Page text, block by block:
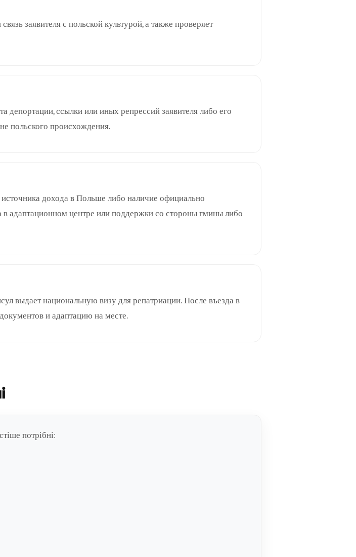
заявителя с польской культурой, а также проверяет
депортации, ссылки или иных репрессий заявителя либо его
польского происхождения.
дохода в Польше либо наличие официально
адаптационном центре или поддержки со стороны гмины либо
выдает национальную визу для репатриации. После въезда в
и адаптацию на месте.
потрібні: